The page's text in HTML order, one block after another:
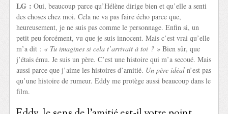
LG : Oui, beaucoup parce qu’Hélène dirige bien et qu’elle a senti
des choses chez moi. Cela ne va pas faire écho parce que,
heureusement, je ne suis pas comme le personnage. Enfin si, un
petit peu forcément, vu que je suis innocent. Mais c’est vrai qu’elle
m’a dit : « Tu imagines si cela t’arrivait à toi ? » Bien sûr, que
j’étais ému. Je suis un père. C’est une histoire qui m’a secoué. Mais
aussi parce que j’aime les histoires d’amitié. Un père idéaln’est pas
qu’une histoire de rumeur. Eddy me protège aussi beaucoup dans le
film.